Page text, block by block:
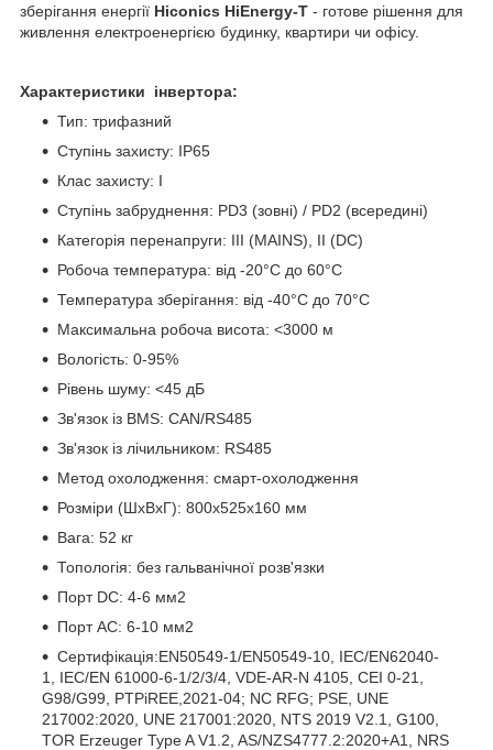
зберігання енергії Hiconics HiEnergy-T - готове рішення для
живлення електроенергією будинку, квартири чи офісу.
Характеристики інвертора:
Тип: трифазний
Ступінь захисту: IP65
Клас захисту: I
Ступінь забруднення: PD3 (зовні) / PD2 (всередині)
Категорія перенапруги: ІІІ (MAINS), ІІ (DC)
Робоча температура: від -20°C до 60°C
Температура зберігання: від -40°C до 70°C
Максимальна робоча висота: <3000 м
Вологість: 0-95%
Рівень шуму: <45 дБ
Зв'язок із BMS: CAN/RS485
Зв'язок із лічильником: RS485
Метод охолодження: смарт-охолодження
Розміри (ШхВхГ): 800х525х160 мм
Вага: 52 кг
Топологія: без гальванічної розв'язки
Порт DC: 4-6 мм2
Порт AC: 6-10 мм2
Сертифікація:EN50549-1/EN50549-10, IEC/EN62040-
1, IEC/EN 61000-6-1/2/3/4, VDE-AR-N 4105, CEI 0-21,
G98/G99, PTPiREE,2021-04; NC RFG; PSE, UNE
217002:2020, UNE 217001:2020, NTS 2019 V2.1, G100,
TOR Erzeuger Type A V1.2, AS/NZS4777.2:2020+A1, NRS